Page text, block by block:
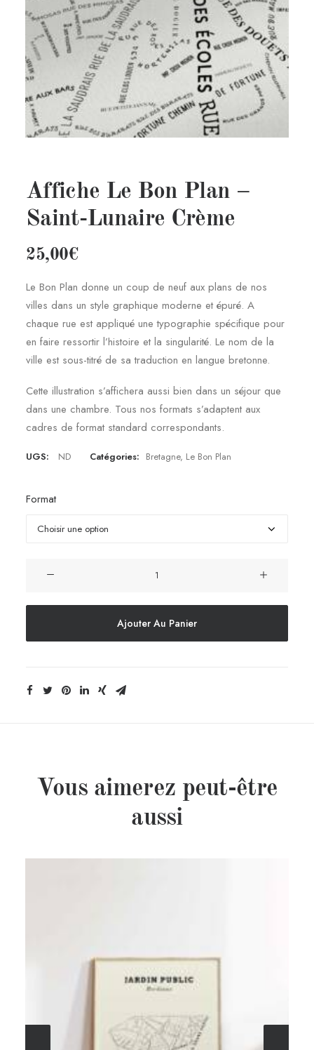
Affiche Le Bon Plan –
Saint-Lunaire Crème
25,00€
Le Bon Plan donne un coup de neuf aux plans de nos
villes dans un style graphique moderne et épuré. A
chaque rue est appliqué une typographie spécifique pour
en faire ressortir l’histoire et la singularité. Le nom de la
ville est sous-titré de sa traduction en langue bretonne.
Cette illustration s’affichera aussi bien dans un séjour que
dans une chambre. Tous nos formats s’adaptent aux
cadres de format standard correspondants.
UGS: ND Catégories: Bretagne, Le Bon Plan
Format
Affiche
Bon
Saint-
Ajouter Au Panier
Vous aimerez peut-être
aussi